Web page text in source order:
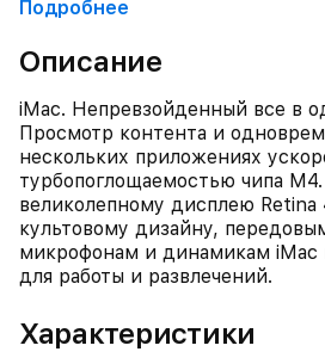
Подробнее
Описание
iMac. Непревзойденный все в
Просмотр контента и
нескольких приложениях
турбопоглощаемостью чипа М4.
великолепному дисплею
культовому дизайну,
микрофонам и динамикам iMac
для работы и развлечений.
Характеристики